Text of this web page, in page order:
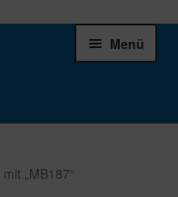
Menü
„MB187“